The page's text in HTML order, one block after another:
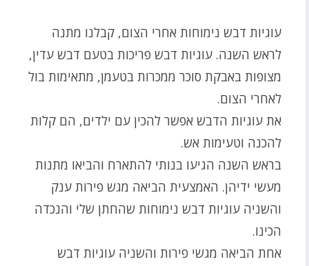
עוגיות דבש נימוחות אחרי הצום, קבלנו מתנה
לראש השנה. עוגיות דבש פריכות בטעם דבש עדין,
מצופות באבקת סוכר ממכרות בטעמן, מתאימות בול
לאחרי הצום.
את עוגיות הדבש אפשר להכין עם ילדים, הם קלות
להכנה וטעימות אש.
בראש השנה הגיעו בנותי להתארח והביאו מתנות
מעשי ידיהן. האמצעית הביאה מגש פירות ענק
והשניה עוגיות דבש נימוחות שהחתן שלי והנכדה
הכינו.
אחת הביאה מגשי פירות והשניה עוגיות דבש